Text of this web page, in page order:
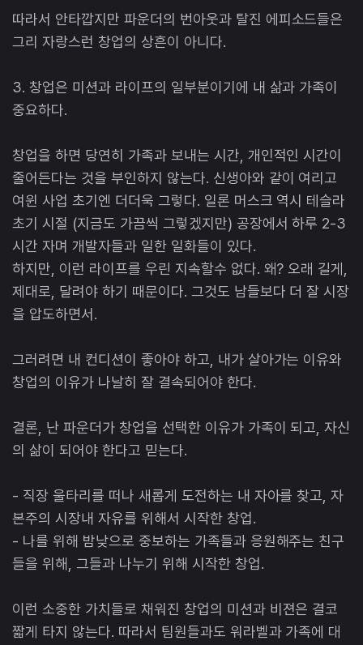
따라서 안타깝지만 파운더의 번아웃과 탈진 에피소드들은
그리 자랑스런 창업의 상흔이 아니다.
3. 창업은 미션과 라이프의 일부분이기에 내 삶과 가족이
중요하다.
창업을 하면 당연히 가족과 보내는 시간, 개인적인 시간이
줄어든다는 것을 부인하지 않는다. 신생아와 같이 여리고
여윈 사업 초기엔 더더욱 그렇다. 일론 머스크 역시 테슬라
초기 시절 (지금도 가끔씩 그렇겠지만) 공장에서 하루 2-3
시간 자며 개발자들과 일한 일화들이 있다.
하지만, 이런 라이프를 우린 지속할수 없다. 왜? 오래 길게,
제대로, 달려야 하기 때문이다. 그것도 남들보다 더 잘 시장
을 압도하면서.
그러려면 내 컨디션이 좋아야 하고, 내가 살아가는 이유와
창업의 이유가 나날히 잘 결속되어야 한다.
결론, 난 파운더가 창업을 선택한 이유가 가족이 되고, 자신
의 삶이 되어야 한다고 믿는다.
- 직장 울타리를 떠나 새롭게 도전하는 내 자아를 찾고, 자
본주의 시장내 자유를 위해서 시작한 창업.
- 나를 위해 밤낮으로 중보하는 가족들과 응원해주는 친구
들을 위해, 그들과 나누기 위해 시작한 창업.
이런 소중한 가치들로 채워진 창업의 미션과 비젼은 결코
짧게 타지 않는다. 따라서 팀원들과도 워라벨과 가족에 대